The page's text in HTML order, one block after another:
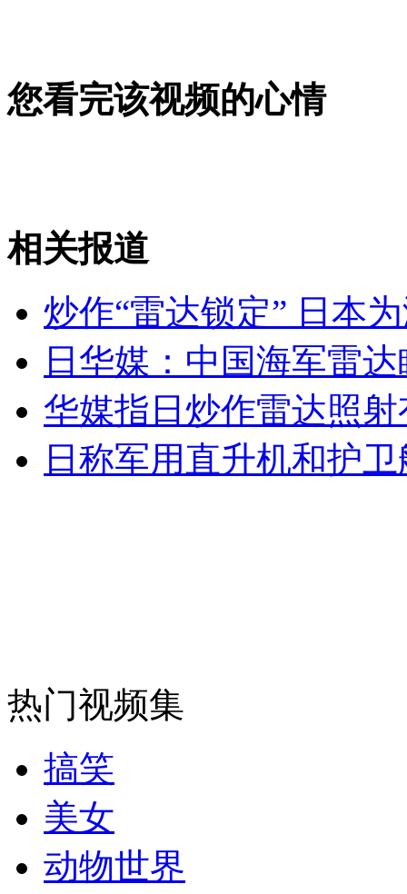
居民家里频被盗 门上贴求饶信
女孩北京地铁殴打老人 痛下狠手拳打脚踢
走！跟着总书记去植树
消防员救轻生者
您看完该视频的心情
相关报道
炒作“雷达锁定” 日本
日华媒：中国海军雷
华媒指日炒作雷达照
日称军用直升机和护
热门视频集
搞笑
美女
动物世界